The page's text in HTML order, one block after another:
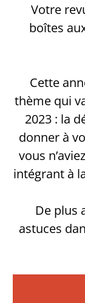
Votre
boîtes
Cette
thème qui
2023 : la
donner à
vous
intégrant à
De plus
astuces